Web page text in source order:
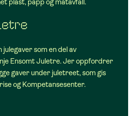
plast, papp og matavfall.
som en del av
Ensomt Juletre. Jer oppfordrer
gaver under juletreet, som gis
og Kompetansesenter.